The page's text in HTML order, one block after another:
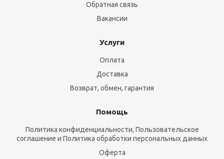
Обратная связь
Вакансии
Услуги
Оплата
Доставка
Возврат, обмен, гарантия
Помощь
Политика конфиденциальности, Пользовательское
соглашение и Политика обработки персональных данных
Оферта